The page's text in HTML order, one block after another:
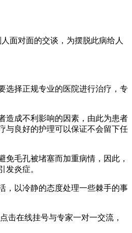
面对面的交谈，为摆脱此病给人
选择正规专业的医院进行治疗，专
造成不利影响的因素，由此为患者
与良好的护理可以保证不会留下任
毛孔被堵塞而加重病情，因此，
炎症。
，以冷静的态度处理一些棘手的事
击在线挂号与专家一对一交流，